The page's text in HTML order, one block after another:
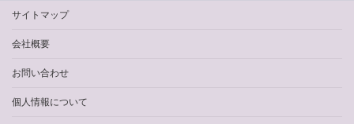
サイトマップ
会社概要
お問い合わせ
個人情報について